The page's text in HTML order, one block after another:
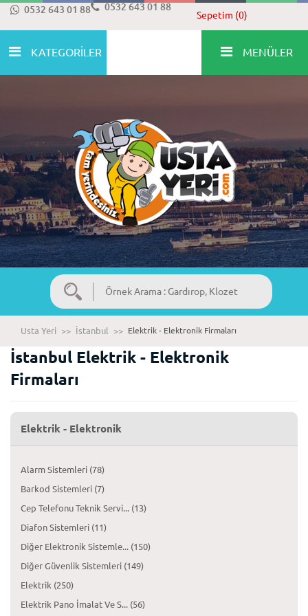
0532 643 01 88 0532 643 01 88
Sepetim (0)
KATEGORİLER MENÜLER
Usta Yeri >> İstanbul >> Elektrik - Elektronik Firmaları
İstanbul Elektrik - Elektronik
Firmaları
Elektrik - Elektronik
Alarm Sistemleri (78)
Barkod Sistemleri (7)
Cep Telefonu Teknik Servi... (13)
Diafon Sistemleri (11)
Diğer Elektronik Sistemle... (150)
Diğer Güvenlik Sistemleri (149)
Elektrik (250)
Elektrik Pano İmalat Ve S... (56)